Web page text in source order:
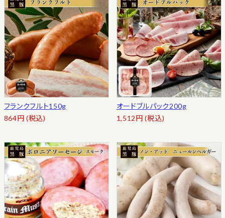
フランクフルト150g
864円(税込)
オードブルパック200g
1,512円(税込)